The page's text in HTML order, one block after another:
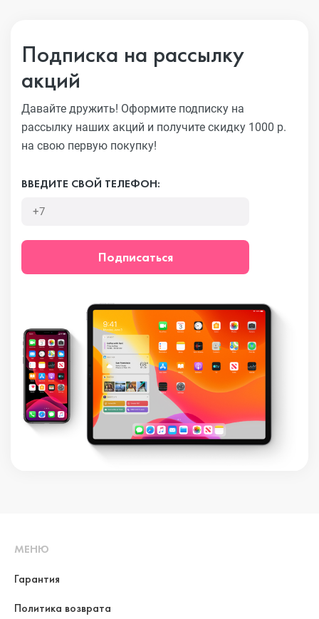
Подписка на рассылку
акций
Давайте дружить! Оформите подписку на
рассылку наших акций и получите скидку 1000 р.
на свою первую покупку!
ВВЕДИТЕ СВОЙ ТЕЛЕФОН:
Подписаться
МЕНЮ
Гарантия
Политика возврата